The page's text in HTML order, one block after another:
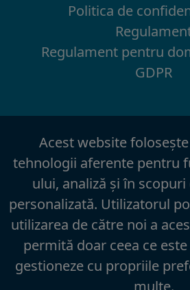
Politica de
Regulament pentru
GDPR
Acest website
tehnologii aferente pentru
ului, analiză şi în
personalizată. Utilizatorul
utilizarea de către noi a
permită doar ceea ce
gestioneze cu propriile